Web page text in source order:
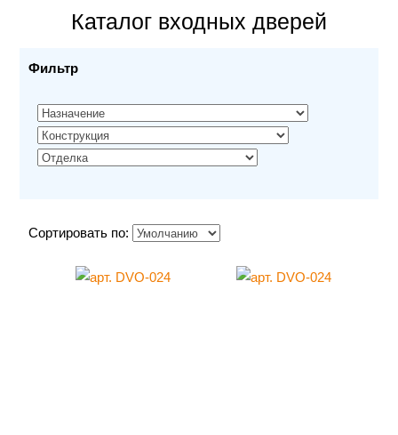
Каталог входных дверей
Фильтр
Сортировать по: